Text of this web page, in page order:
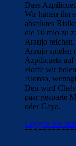
Dass
Wir hätten ihn
absolutes
die 10 mio zu
Araujo
Araujo spielen
Azpilicueta auf
Hoffe wir
Alonso,
Den wird
paar gesparte
oder Gaya.
Loggen Sie